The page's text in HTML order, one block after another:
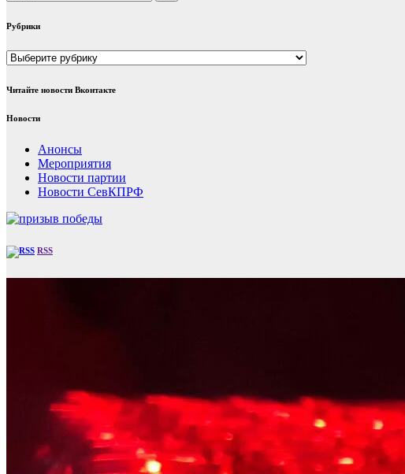
Рубрики
Рубрики
Читайте новости Вконтакте
Новости
Анонсы
Мероприятия
Новости партии
Новости СевКПРФ
RSS